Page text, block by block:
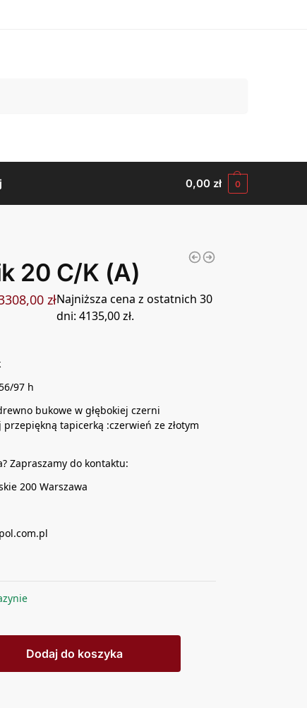
0,00 zł 0
20 C/K (A)
złNajniższa cena z ostatnich 30
dni:4135,00zł.
97 h
bukowe w głębokiej czerni
tapicerką :czerwień ze złotym
Zapraszamy do kontaktu:
200 Warszawa
Dodaj do koszyka